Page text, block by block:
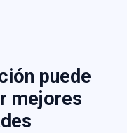
puede
mejores